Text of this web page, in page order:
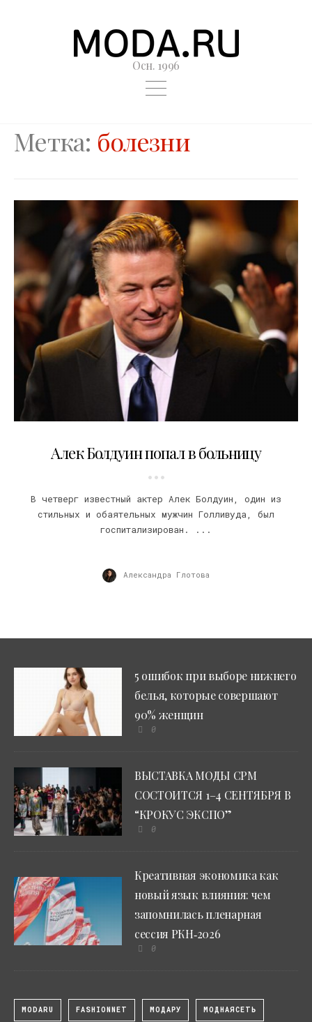
Осн. 1996
Метка: болезни
Алек Болдуин попал в больницу
В четверг известный актер Алек Болдуин, один из
стильных и обаятельных мужчин Голливуда, был
госпитализирован. ...
Александра Глотова
5 ошибок при выборе нижнего
белья, которые совершают
90% женщин
0
ВЫСТАВКА МОДЫ CPM
СОСТОИТСЯ 1–4 СЕНТЯБРЯ В
“КРОКУС ЭКСПО”
0
Креативная экономика как
новый язык влияния: чем
запомнилась пленарная
сессия РКН‑2026
0
MODARU FASHIONNET МОДАРУ МОДНАЯСЕТЬ